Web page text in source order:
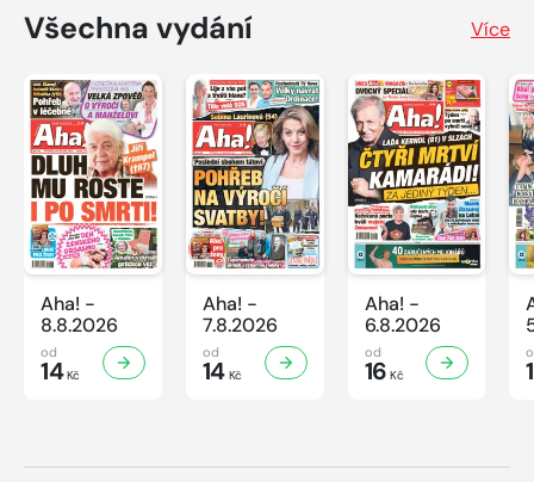
Všechna vydání Více
Aha! -
8.8.2026
od
14Kč
Aha! -
7.8.2026
od
14Kč
Aha! -
6.8.2026
od
16 Kč